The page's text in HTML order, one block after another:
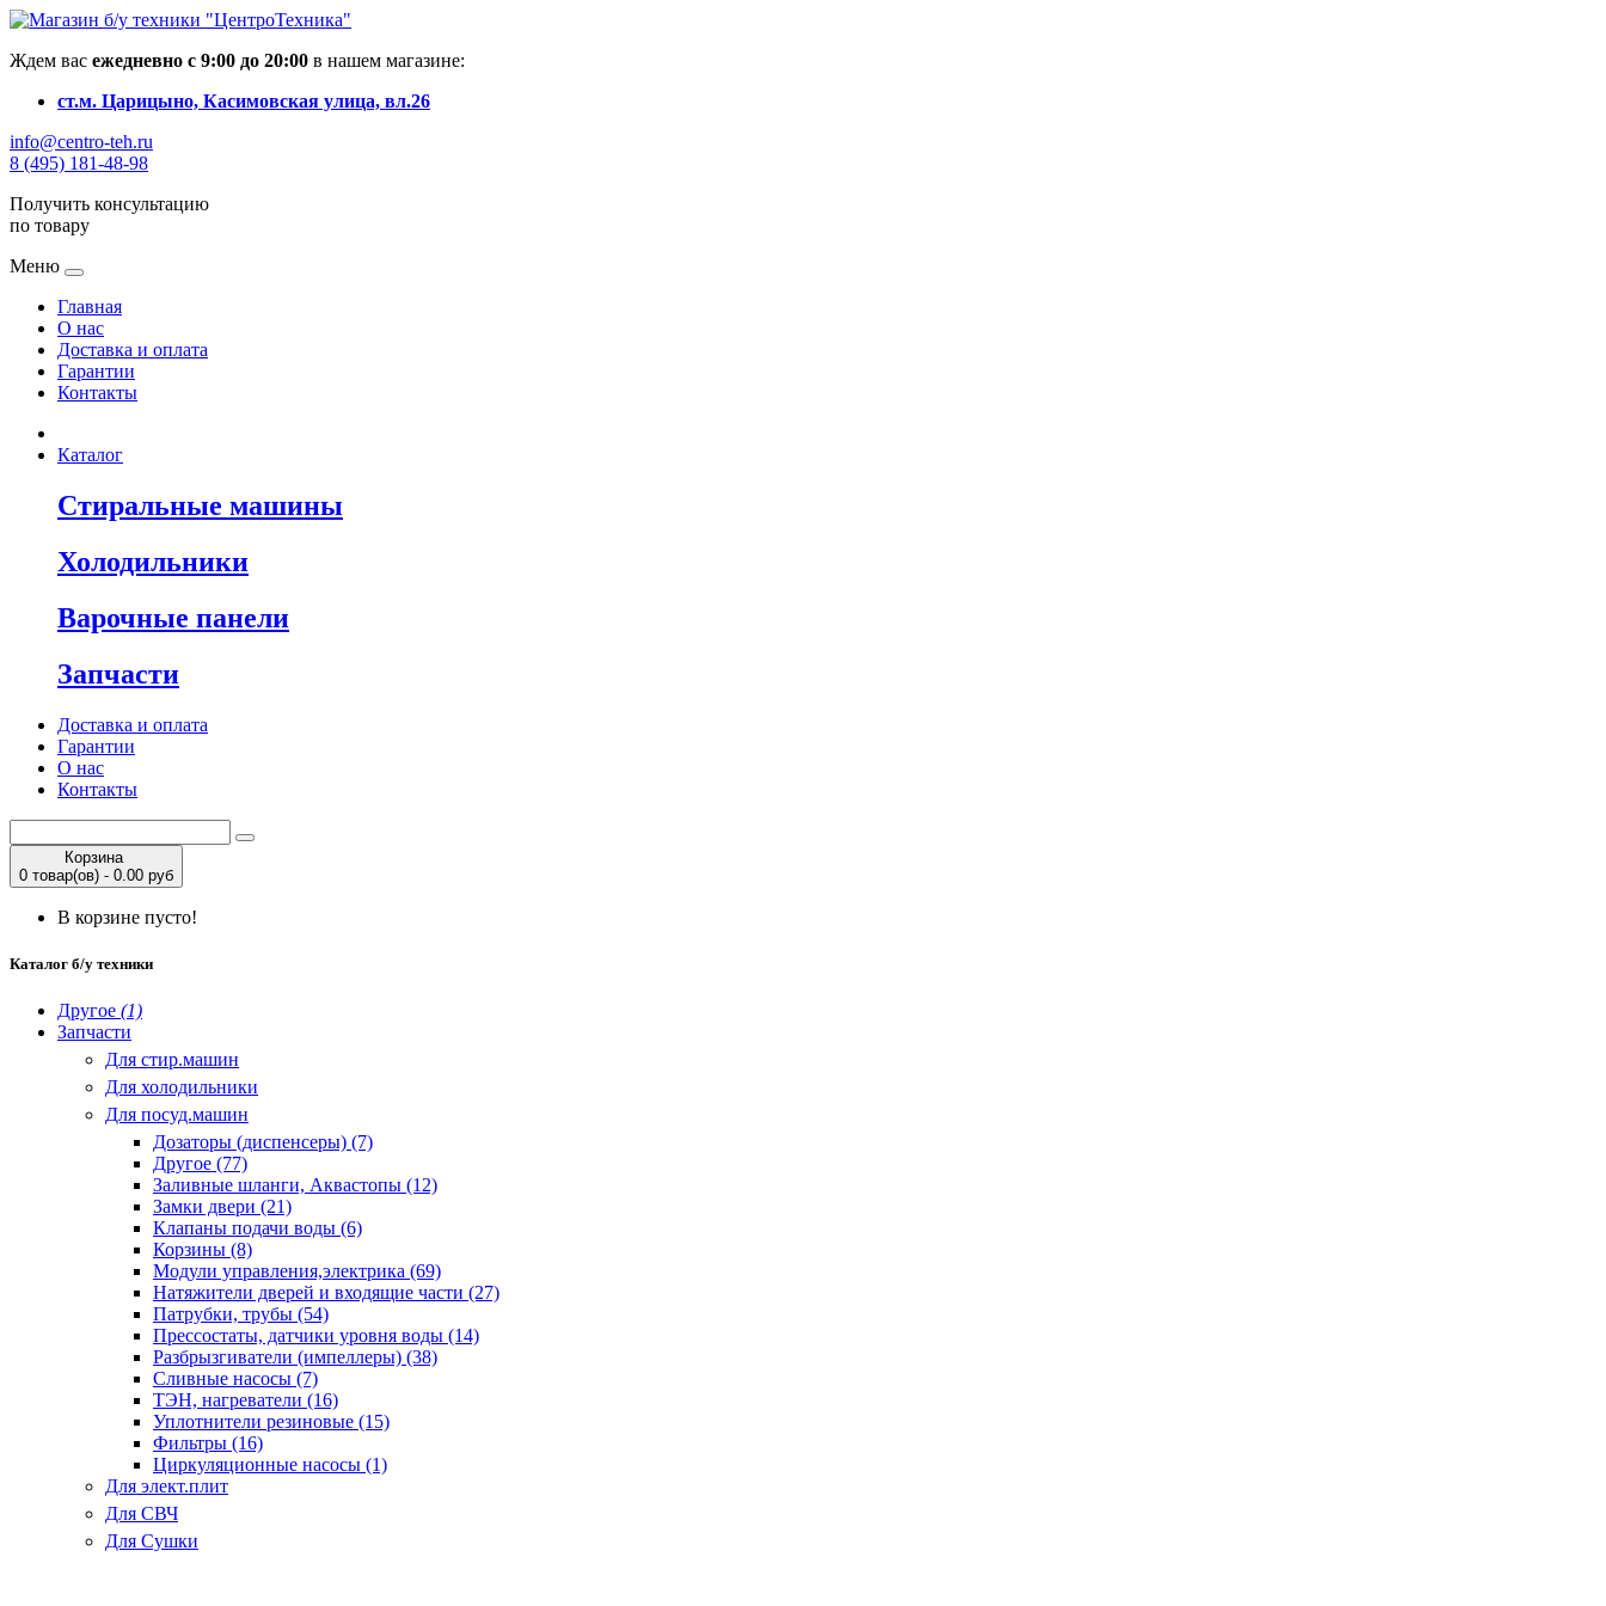
Ждем вас ежедневно с 9:00 до 20:00 в нашем магазине:
ст.м. Царицыно, Касимовская улица, вл.26
info@centro-teh.ru
8 (495) 181-48-98
Получить консультацию
по товару
Меню
Главная
О нас
Доставка и оплата
Гарантии
Контакты
Каталог
Стиральные машины
Холодильники
Варочные панели
Запчасти
Доставка и оплата
Гарантии
О нас
Контакты
Корзина
0 товар(ов) - 0.00 руб
В корзине пусто!
Каталог б/у техники
Другое (1)
Запчасти
Для стир.машин
Для холодильники
Для посуд.машин
Дозаторы (диспенсеры) (7)
Другое (77)
Заливные шланги, Аквастопы (12)
Замки двери (21)
Клапаны подачи воды (6)
Корзины (8)
Модули управления,электрика (69)
Натяжители дверей и входящие части (27)
Патрубки, трубы (54)
Прессостаты, датчики уровня воды (14)
Разбрызгиватели (импеллеры) (38)
Сливные насосы (7)
ТЭН, нагреватели (16)
Уплотнители резиновые (15)
Фильтры (16)
Циркуляционные насосы (1)
Для элект.плит
Для СВЧ
Для Сушки